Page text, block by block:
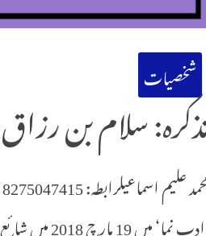
شخصیات
سلام بن رزاق
میں 19 مارچ 2018 میں شائع